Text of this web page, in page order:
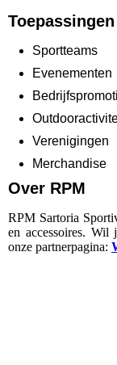
Toepassingen
Sportteams
Evenementen
Verenigingen
Merchandise
Over RPM
RPM Sartoria
en accessoires. Wil
onze partnerpagina: